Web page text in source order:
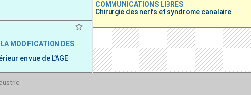
COMMUNICATIONS LIBRES
Chirurgie des nerfs et syndrome canalaire
MODIFICATION DES
en vue de L’AGE